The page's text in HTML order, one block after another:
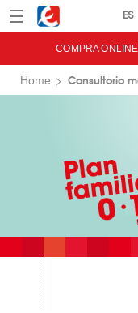
Menú Eroski
COMPRA ONLINE
Home Consultorio